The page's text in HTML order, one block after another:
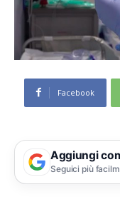
Facebook
Aggiungi
Seguici più